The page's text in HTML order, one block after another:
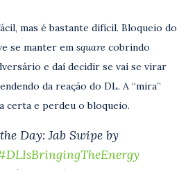
mas é bastante difícil. Bloqueio do
se manter em square cobrindo
e daí decidir se vai se virar
da reação do DL. A “mira”
certa e perdeu o bloqueio.
Day: Jab Swipe by